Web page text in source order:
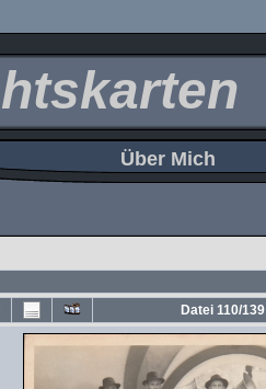
Über Mich
Datei 110/139